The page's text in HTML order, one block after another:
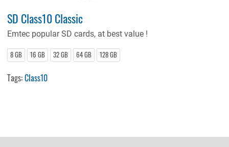
SD Class10 Classic
Emtec popular SD cards, at best value !
8 GB 16 GB 32 GB 64 GB 128 GB
Tags:Class10